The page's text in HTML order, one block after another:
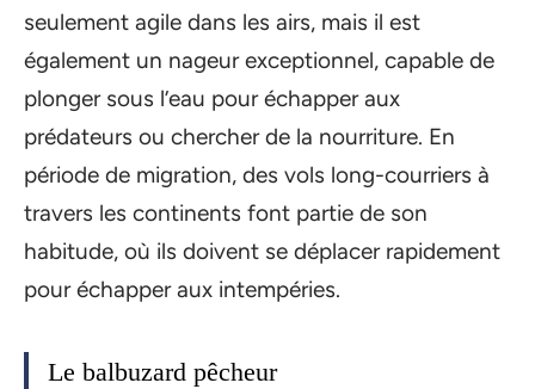
seulement agile dans les airs, mais il est
également un nageur exceptionnel, capable de
plonger sous l’eau pour échapper aux
prédateurs ou chercher de la nourriture. En
période de migration, des vols long-courriers à
travers les continents font partie de son
habitude, où ils doivent se déplacer rapidement
pour échapper aux intempéries.
Le balbuzard pêcheur